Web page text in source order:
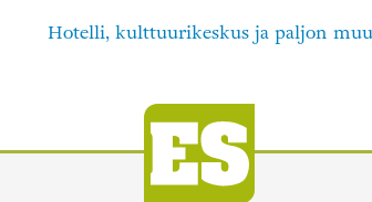
Hotelli, kulttuurikeskus ja paljon